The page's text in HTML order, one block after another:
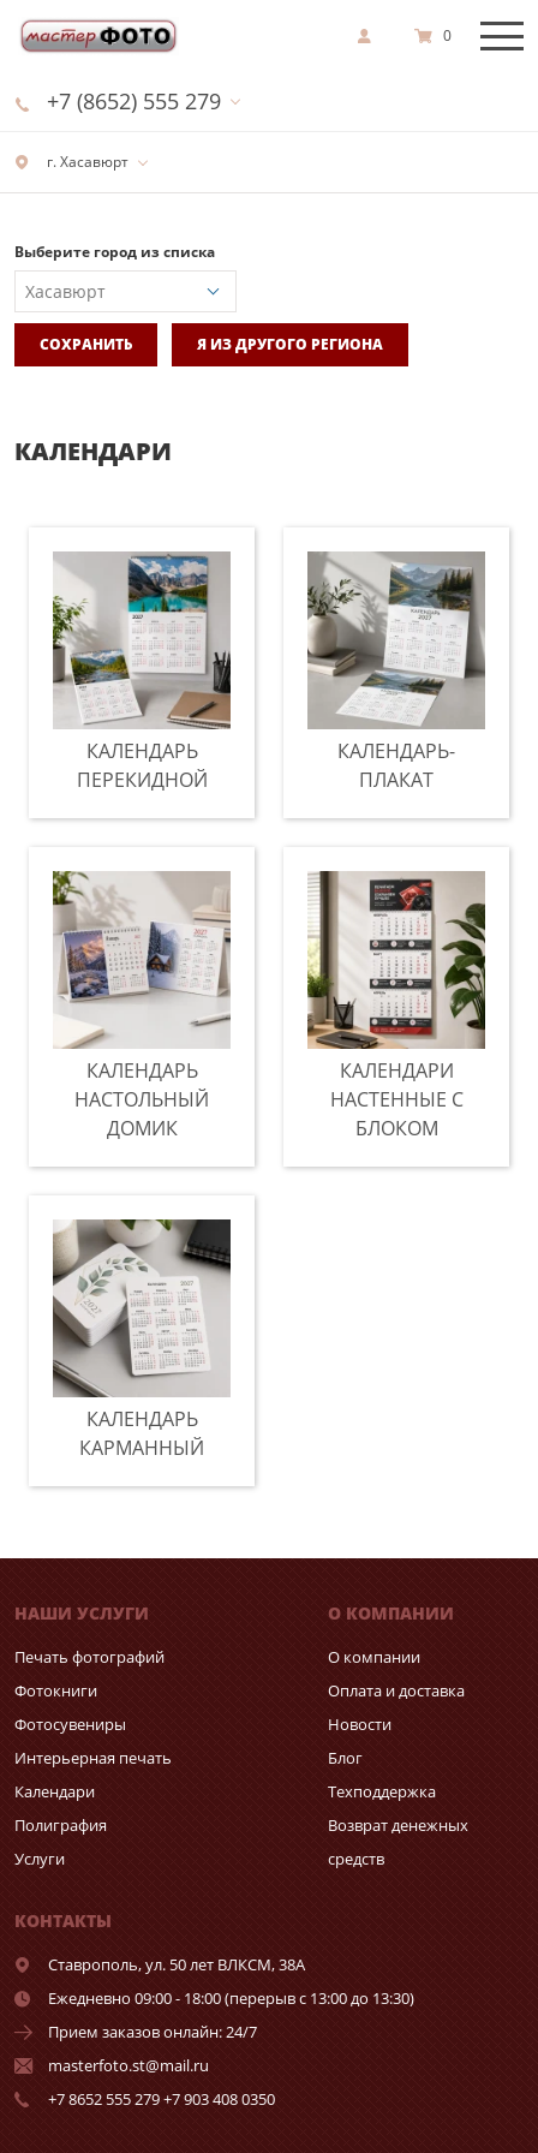
г. Хасавюрт
+7 (8652) 555 279
0
Выберите город из списка
СОХРАНИТЬ Я ИЗ ДРУГОГО РЕГИОНА
КАЛЕНДАРИ
КАЛЕНДАРЬ
ПЕРЕКИДНОЙ
КАЛЕНДАРЬ-
ПЛАКАТ
КАЛЕНДАРЬ
НАСТОЛЬНЫЙ
ДОМИК
КАЛЕНДАРИ
НАСТЕННЫЕ С
БЛОКОМ
КАЛЕНДАРЬ
КАРМАННЫЙ
НАШИ УСЛУГИ
Печать фотографий
Фотокниги
Фотосувениры
Интерьерная печать
Календари
Полиграфия
Услуги
О КОМПАНИИ
О компании
Оплата и доставка
Новости
Блог
Техподдержка
Возврат денежных
средств
КОНТАКТЫ
Ставрополь,ул. 50 лет ВЛКСМ, 38А
Ежедневно 09:00 - 18:00 (перерыв с 13:00 до 13:30)
Прием заказов онлайн: 24/7
masterfoto.st@mail.ru
+7 8652 555 279 +7 903 408 0350